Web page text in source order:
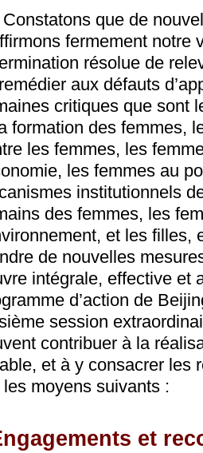
Constatons que de
fermement notre
résolue de
aux défauts
critiques que sont
formation des femmes,
les femmes, les
les femmes au
institutionnels
des femmes, les
et les
de nouvelles
intégrale, effective et
d’action de
session
contribuer à la
et à y consacrer les
les moyens suivants :
et